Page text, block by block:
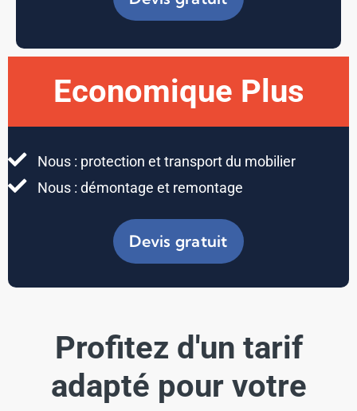
Economique Plus
Nous : protection et transport du mobilier
Nous : démontage et remontage
Devis gratuit
Profitez d'un tarif
adapté pour votre